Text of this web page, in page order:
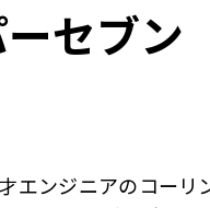
セブン
エンジニアのコーリ